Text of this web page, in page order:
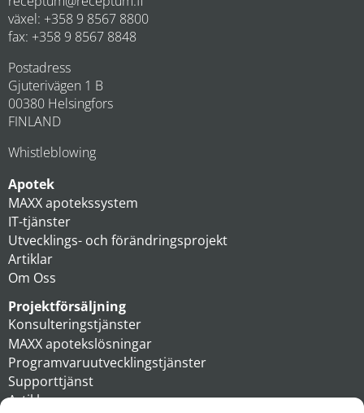
växel: +358 9 8567 8800
fax: +358 9 8567 8848
Postadress
Gjuterivägen 1 B
00380 Helsingfors
FINLAND
Whistleblowing
Apotek
MAXX apotekssystem
IT-tjänster
Utvecklings- och förändringsprojekt
Artiklar
Om Oss
Projektförsäljning
Konsulteringstjänster
MAXX apotekslösningar
Programvaruutvecklingstjänster
Supporttjänst
Artiklar